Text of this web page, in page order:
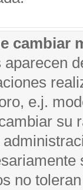
cambiar
e.j.
su
no